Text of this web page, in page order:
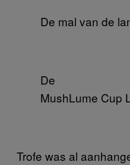
De mal van de
De
MushLume Cup
Trofe was al